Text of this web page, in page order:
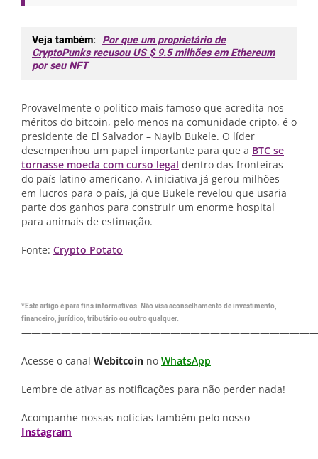
Veja também: Por que um proprietário de
CryptoPunks recusou US $ 9.5 milhões em Ethereum
por seu NFT
Provavelmente o político mais famoso que acredita nos
méritos do bitcoin, pelo menos na comunidade cripto, é o
presidente de El Salvador – Nayib Bukele. O líder
desempenhou um papel importante para que a BTC se
tornasse moeda com curso legal dentro das fronteiras
do país latino-americano. A iniciativa já gerou milhões
em lucros para o país, já que Bukele revelou que usaria
parte dos ganhos para construir um enorme hospital
para animais de estimação.
Fonte: Crypto Potato
*Este artigo é para fins informativos. Não visa aconselhamento de investimento,
financeiro, jurídico, tributário ou outro qualquer.
Acesse o canal Webitcoin no WhatsApp
Lembre de ativar as notificações para não perder nada!
Acompanhe nossas notícias também pelo nosso
Instagram